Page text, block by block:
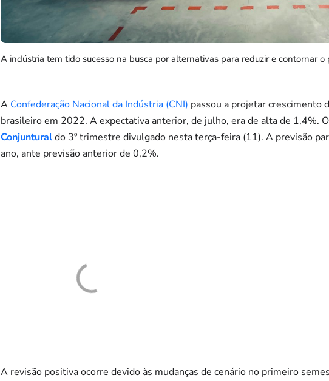
A indústria tem tido sucesso na busca por alternativas para reduzir e contornar
A Confederação Nacional da Indústria (CNI) passou a projetar crescimento
brasileiro em 2022. A expectativa anterior, de julho, era de alta de 1,4%.
Conjunturaldo 3º trimestre divulgado nesta terça-feira (11). A previsão
ano, ante previsão anterior de 0,2%.
A revisão positiva ocorre devido às mudanças de cenário no primeiro